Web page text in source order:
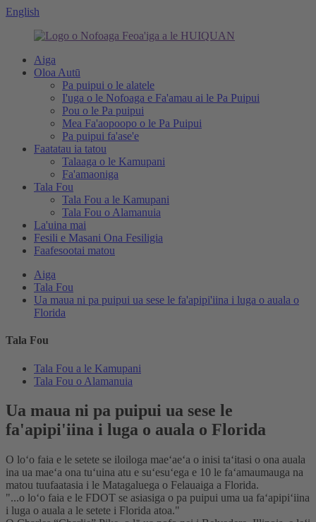
English
Aiga
Oloa Autū
Pa puipui o le alatele
I'uga o le Nofoaga e Fa'amau ai le Pa Puipui
Pou o le Pa puipui
Mea Fa'aopoopo o le Pa Puipui
Pa puipui fa'ase'e
Faatatau ia tatou
Talaaga o le Kamupani
Fa'amaoniga
Tala Fou
Tala Fou a le Kamupani
Tala Fou o Alamanuia
La'uina mai
Fesili e Masani Ona Fesiligia
Faafesootai matou
Aiga
Tala Fou
Ua maua ni pa puipui ua sese le fa'apipi'iina i luga o auala o
Florida
Tala Fou
Tala Fou a le Kamupani
Tala Fou o Alamanuia
Ua maua ni pa puipui ua sese le
fa'apipi'iina i luga o auala o Florida
O loʻo faia e le setete se iloiloga maeʻaeʻa o inisi taʻitasi o ona auala
ina ua maeʻa ona tuʻuina atu e suʻesuʻega e 10 le faʻamaumauga na
matou tuufaatasia i le Matagaluega o Felauaiga a Florida.
"...o loʻo faia e le FDOT se asiasiga o pa puipui uma ua faʻapipiʻiina
i luga o auala a le setete i Florida atoa."